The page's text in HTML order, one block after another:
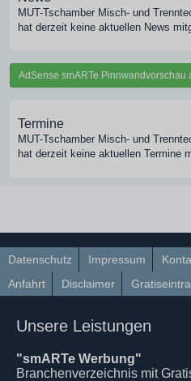
MUT-Tschamber Misch- und
hat derzeit keine aktuellen News
AdSense smARTe Pinnwandvorschau
Termine
MUT-Tschamber Misch- und
hat derzeit keine aktuellen Termine
Datenschutz Impressum
Anfahrt
Disclaimer
Unsere Leistungen
"smARTe Werbung"
Branchenverzeichnis mit